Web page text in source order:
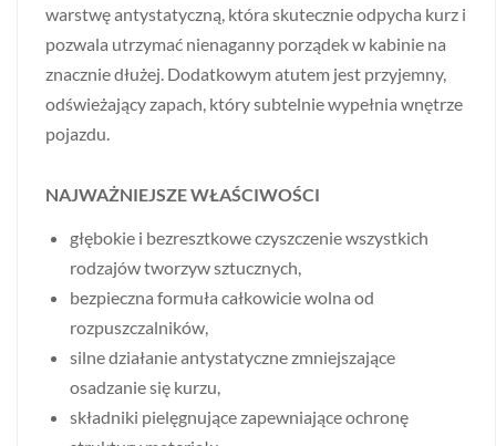
warstwę antystatyczną, która skutecznie odpycha kurz i
pozwala utrzymać nienaganny porządek w kabinie na
znacznie dłużej. Dodatkowym atutem jest przyjemny,
odświeżający zapach, który subtelnie wypełnia wnętrze
pojazdu.
NAJWAŻNIEJSZE WŁAŚCIWOŚCI
głębokie i bezresztkowe czyszczenie wszystkich
rodzajów tworzyw sztucznych,
bezpieczna formuła całkowicie wolna od
rozpuszczalników,
silne działanie antystatyczne zmniejszające
osadzanie się kurzu,
składniki pielęgnujące zapewniające ochronę